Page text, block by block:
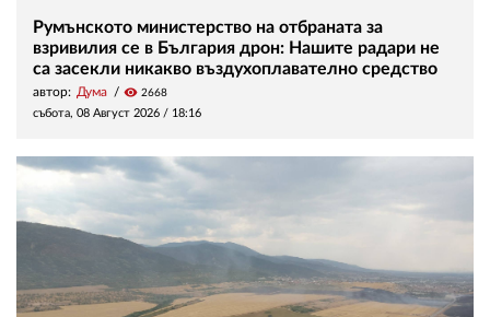
Румънското министерство на отбраната за
взривилия се в България дрон: Нашите радари не
са засекли никакво въздухоплавателно средство
автор: Дума visibility 2668
събота, 08 Август 2026 / 18:16